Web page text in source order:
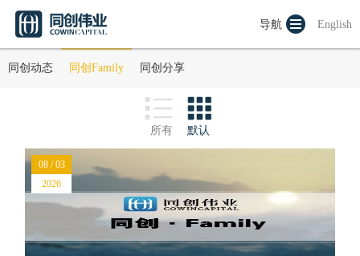
English
导航
同创动态 同创Family 同创分享
所有 默认
08 / 03
2026